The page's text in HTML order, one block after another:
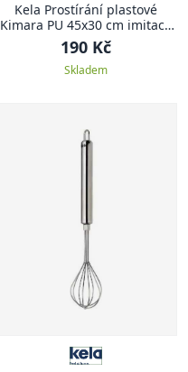
Kela Prostírání plastové
Kimara PU 45x30 cm imitace
kůže světle modrá
190 Kč
Skladem